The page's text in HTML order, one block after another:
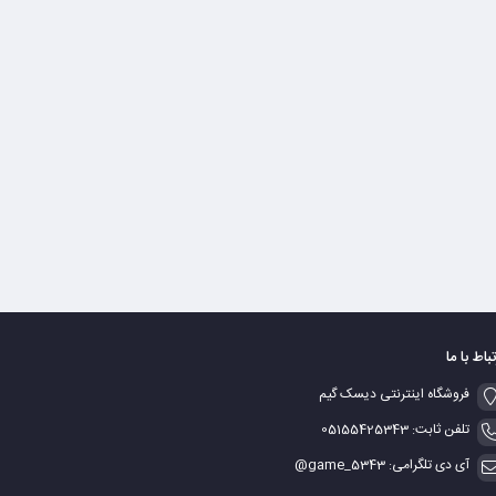
با ما
فروشگاه اینترنتی دیسک گیم
تلفن ثابت: 05155425343
آی دی تلگرامی: game_5343@